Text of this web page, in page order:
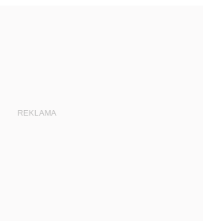
REKLAMA